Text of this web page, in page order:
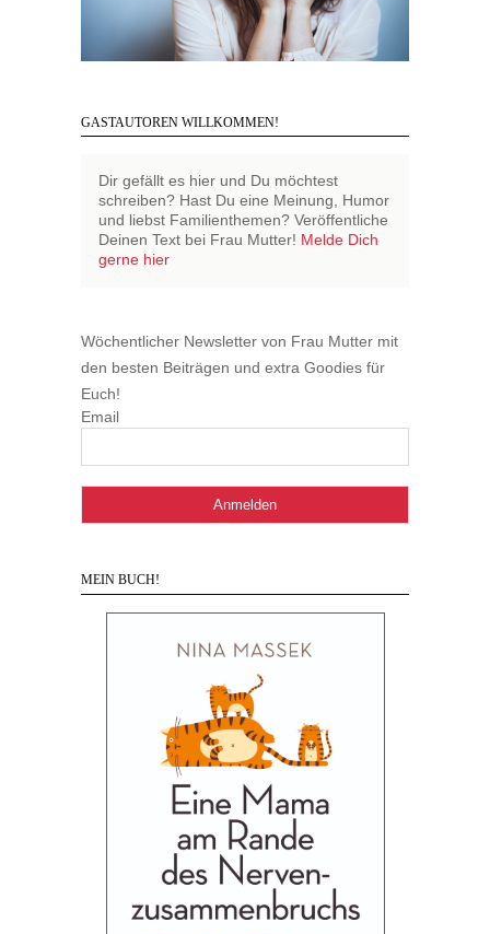
GASTAUTOREN WILLKOMMEN!
Dir gefällt es hier und Du möchtest
schreiben? Hast Du eine Meinung, Humor
und liebst Familienthemen? Veröffentliche
Deinen Text bei Frau Mutter! Melde Dich
gerne hier
Wöchentlicher Newsletter von Frau Mutter mit
den besten Beiträgen und extra Goodies für
Euch!
Email
MEIN BUCH!